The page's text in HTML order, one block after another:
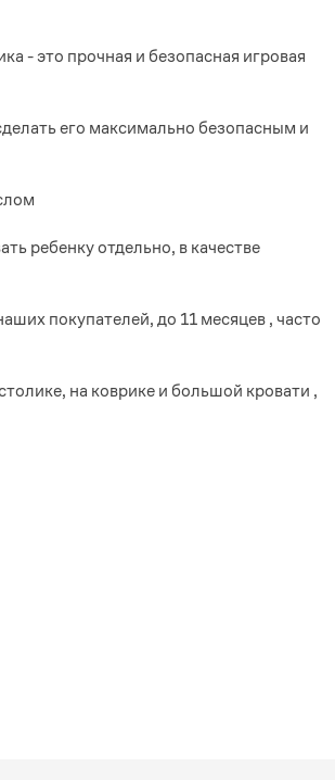
- это прочная и безопасная игровая
его максимально безопасным и
ребенку отдельно, в качестве
покупателей, до 11 месяцев , часто
на коврике и большой кровати ,